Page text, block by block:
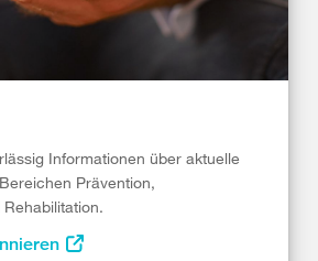
Informationen über aktuelle
Prävention,